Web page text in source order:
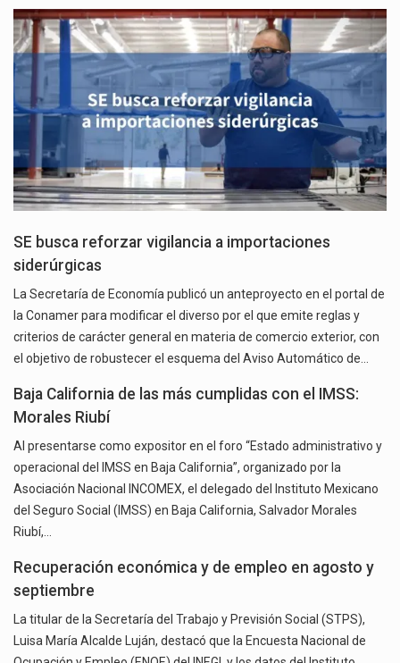
SE busca reforzar vigilancia a importaciones
siderúrgicas
La Secretaría de Economía publicó un anteproyecto en el portal de
la Conamer para modificar el diverso por el que emite reglas y
criterios de carácter general en materia de comercio exterior, con
el objetivo de robustecer el esquema del Aviso Automático de…
Baja California de las más cumplidas con el IMSS:
Morales Riubí
Al presentarse como expositor en el foro “Estado administrativo y
operacional del IMSS en Baja California”, organizado por la
Asociación Nacional INCOMEX, el delegado del Instituto Mexicano
del Seguro Social (IMSS) en Baja California, Salvador Morales
Riubí,…
Recuperación económica y de empleo en agosto y
septiembre
La titular de la Secretaría del Trabajo y Previsión Social (STPS),
Luisa María Alcalde Luján, destacó que la Encuesta Nacional de